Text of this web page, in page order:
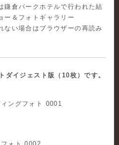
鎌倉パークホテルで行われた結
ー＆フォトギャラリー
い場合はブラウザーの再読み
イジェスト版（10枚）です。